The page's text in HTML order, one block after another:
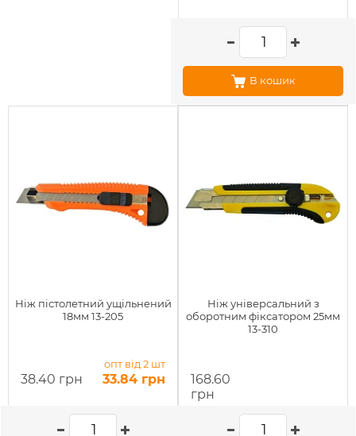
В кошик
Ніж пістолетний ущільнений
18мм 13-205
38.40 грн
опт від 2 шт
33.84 грн
Ніж універсальний з
оборотним фіксатором 25мм
13-310
168.60
грн